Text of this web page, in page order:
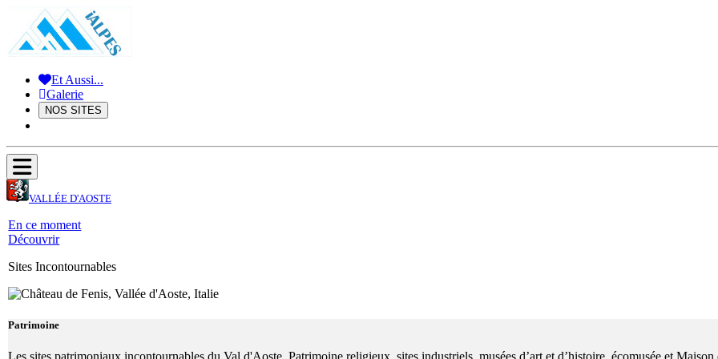
Et Aussi...
Galerie
NOS SITES
VALLÉE D'AOSTE
En ce moment
Découvrir
Sites Incontournables
Patrimoine